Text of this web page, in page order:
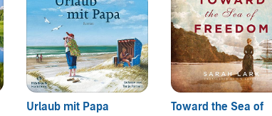
Urlaub mit Papa
Toward the Sea of